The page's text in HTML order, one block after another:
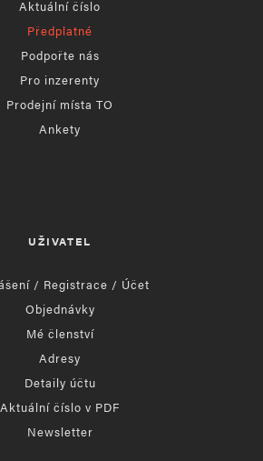
Aktuální číslo
Předplatné
Podpořte nás
Pro inzerenty
Prodejní místa TO
Ankety
UŽIVATEL
/ Registrace / Účet
Objednávky
Mé členství
Adresy
Detaily účtu
Aktuální číslo v PDF
Newsletter